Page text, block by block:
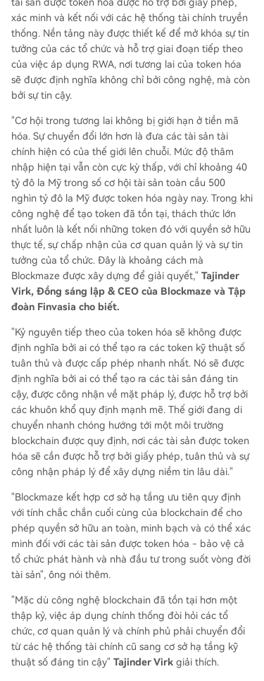
tài sản được token hóa được hỗ trợ bởi giấy phép,
xác minh và kết nối với các hệ thống tài chính truyền
thống. Nền tảng này được thiết kế để mở khóa sự tin
tưởng của các tổ chức và hỗ trợ giai đoạn tiếp theo
của việc áp dụng RWA, nơi tương lai của token hóa
sẽ được định nghĩa không chỉ bởi công nghệ, mà còn
bởi sự tin cậy.
"Cơ hội trong tương lai không bị giới hạn ở tiền mã
hóa. Sự chuyển đổi lớn hơn là đưa các tài sản tài
chính hiện có của thế giới lên chuỗi. Mức độ thâm
nhập hiện tại vẫn còn cực kỳ thấp, với chỉ khoảng 40
tỷ đô la Mỹ trong số cơ hội tài sản toàn cầu 500
nghìn tỷ đô la Mỹ được token hóa ngày nay. Trong khi
công nghệ để tạo token đã tồn tại, thách thức lớn
nhất luôn là kết nối những token đó với quyền sở hữu
thực tế, sự chấp nhận của cơ quan quản lý và sự tin
tưởng của tổ chức. Đây là khoảng cách mà
Blockmaze được xây dựng để giải quyết," Tajinder
Virk, Đồng sáng lập & CEO của Blockmaze và Tập
đoàn Finvasia cho biết.
"Kỷ nguyên tiếp theo của token hóa sẽ không được
định nghĩa bởi ai có thể tạo ra các token kỹ thuật số
tuân thủ và được cấp phép nhanh nhất. Nó sẽ được
định nghĩa bởi ai có thể tạo ra các tài sản đáng tin
cậy, được công nhận về mặt pháp lý, được hỗ trợ bởi
các khuôn khổ quy định mạnh mẽ. Thế giới đang di
chuyển nhanh chóng hướng tới một môi trường
blockchain được quy định, nơi các tài sản được token
hóa sẽ cần được hỗ trợ bởi giấy phép, tuân thủ và sự
công nhận pháp lý để xây dựng niềm tin lâu dài."
"Blockmaze kết hợp cơ sở hạ tầng ưu tiên quy định
với tính chắc chắn cuối cùng của blockchain để cho
phép quyền sở hữu an toàn, minh bạch và có thể xác
minh đối với các tài sản được token hóa - bảo vệ cả
tổ chức phát hành và nhà đầu tư trong suốt vòng đời
tài sản", ông nói thêm.
"Mặc dù công nghệ blockchain đã tồn tại hơn một
thập kỷ, việc áp dụng chính thống đòi hỏi các tổ
chức, cơ quan quản lý và chính phủ phải chuyển đổi
từ các hệ thống tài chính cũ sang cơ sở hạ tầng kỹ
thuật số đáng tin cậy" Tajinder Virk giải thích.